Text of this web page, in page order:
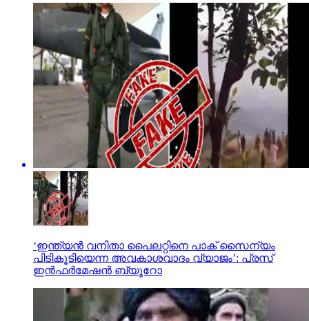
‘ഇന്ത്യന്‍ വനിതാ പൈലറ്റിനെ പാക് സൈന്യം
പിടികൂടിയെന്ന അവകാശവാദം വ്യാജം’: പ്രസ്
ഇന്‍ഫര്‍മേഷന്‍ ബ്യൂറോ